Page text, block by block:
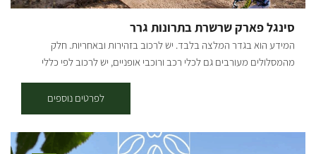
סינגל פארק שרשרת בתרונות גרר
המידע הוא בגדר המלצה בלבד. יש לרכוב בזהירות ובאחריות. חלק
מהמסלולים מעורבים גם לכלי רכב ורוכבי אופניים, יש לרכוב לפי כללי
לולאות שניה ושלישית - בינונית. אורך המסלול בק"מ: פארק שרשרת מערב
(לולאה ראשונה, סימון ירוק) - אורך 7.5 ק"מ. בתרונות גרר (סימון ירוק וסימון
כחול) – אורך 14.5 ק"מ. פארק שרשרת מזרח (סימון כחול) – אורך 16 ק"מ.
נקודת התחלה וסיום: פארק שרשת נחל גרר תקציר על אזור הטיול: נחל גרר
לפרטים נוספים